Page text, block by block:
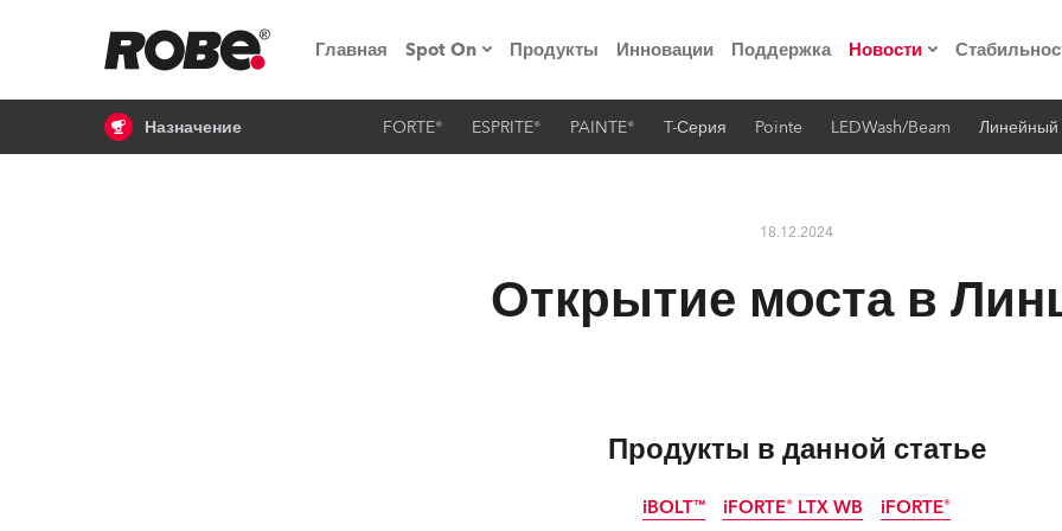
Главная Spot On
Мероприятия
RoboSpot
«Кладовая технологий» Robe
Продукты Инновации Поддержка Новости
Пресс-релизы
Назначение FORTE® ESPRITE® PAINTE® T-Серия Pointe LEDWash/Beam Линейный
18.12.2024
Открытие моста в
Продукты в данной статье
iBOLT™ iFORTE® LTX WB iFORTE®